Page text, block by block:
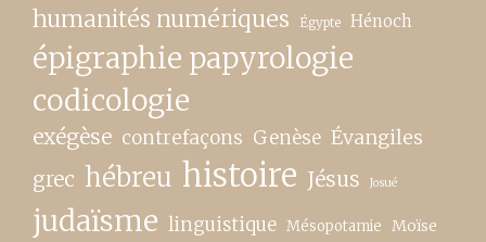
humanités numériques Égypte Hénoch
épigraphie papyrologie
codicologie
exégèse contrefaçons Genèse Évangiles
grec hébreu histoire Jésus Josué
judaïsme linguistique Mésopotamie Moïse